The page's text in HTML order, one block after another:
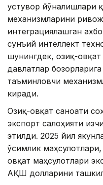
устувор йўналишлари
механизмларини
интеграциялашган
сунъий интеллект
шунингдек, озиқ-
давлатлар
таъминловчи
киради.
Озиқ-овқат саноати
экспорт салоҳияти
этилди. 2025 йил
ўсимлик
овқат маҳсулотлари
АҚШ долларини